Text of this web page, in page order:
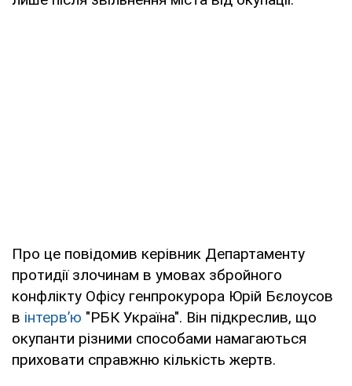
Про це повідомив керівник Департаменту
протидії злочинам в умовах збройного
конфлікту Офісу генпрокурора Юрій Бєлоусов
в інтерв’ю "РБК Україна". Він підкреслив, що
окупанти різними способами намагаються
приховати справжню кількість жертв.